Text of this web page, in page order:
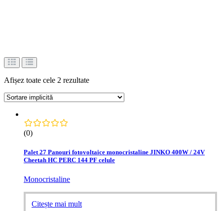
Afișez toate cele 2 rezultate
(0)
Palet 27 Panouri fotovoltaice monocristaline JINKO 400W / 24V
Cheetah HC PERC 144 PF celule
Monocristaline
Citește mai mult